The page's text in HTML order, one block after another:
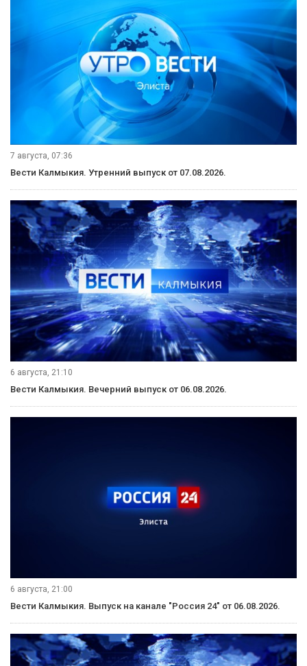
7 августа, 07:36
Вести Калмыкия. Утренний выпуск от 07.08.2026.
6 августа, 21:10
Вести Калмыкия. Вечерний выпуск от 06.08.2026.
6 августа, 21:00
Вести Калмыкия. Выпуск на канале "Россия 24" от 06.08.2026.